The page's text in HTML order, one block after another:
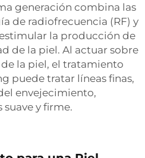
generación combina las
de radiofrecuencia (RF) y
la producción de
de la piel. Al actuar sobre
la piel, el tratamiento
puede tratar líneas finas,
envejecimiento,
y firme.